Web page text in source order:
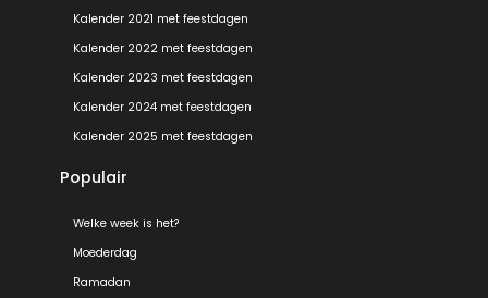
Kalender 2021 met feestdagen
Kalender 2022 met feestdagen
Kalender 2023 met feestdagen
Kalender 2024 met feestdagen
Kalender 2025 met feestdagen
Populair
Welke week is het?
Moederdag
Ramadan